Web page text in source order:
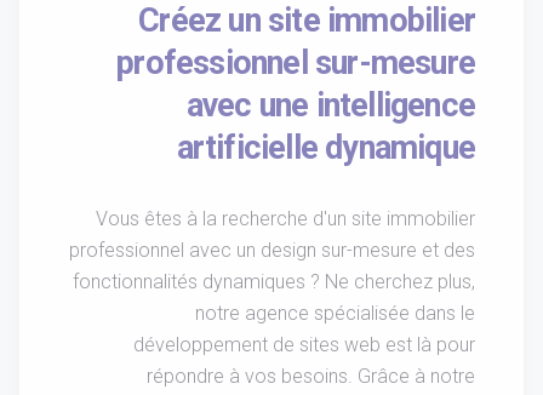
Créez un site immobilier
professionnel sur-mesure
avec une intelligence
artificielle dynamique
Vous êtes à la recherche d'un site immobilier
professionnel avec un design sur-mesure et des
fonctionnalités dynamiques ? Ne cherchez plus,
notre agence spécialisée dans le
développement de sites web est là pour
répondre à vos besoins. Grâce à notre